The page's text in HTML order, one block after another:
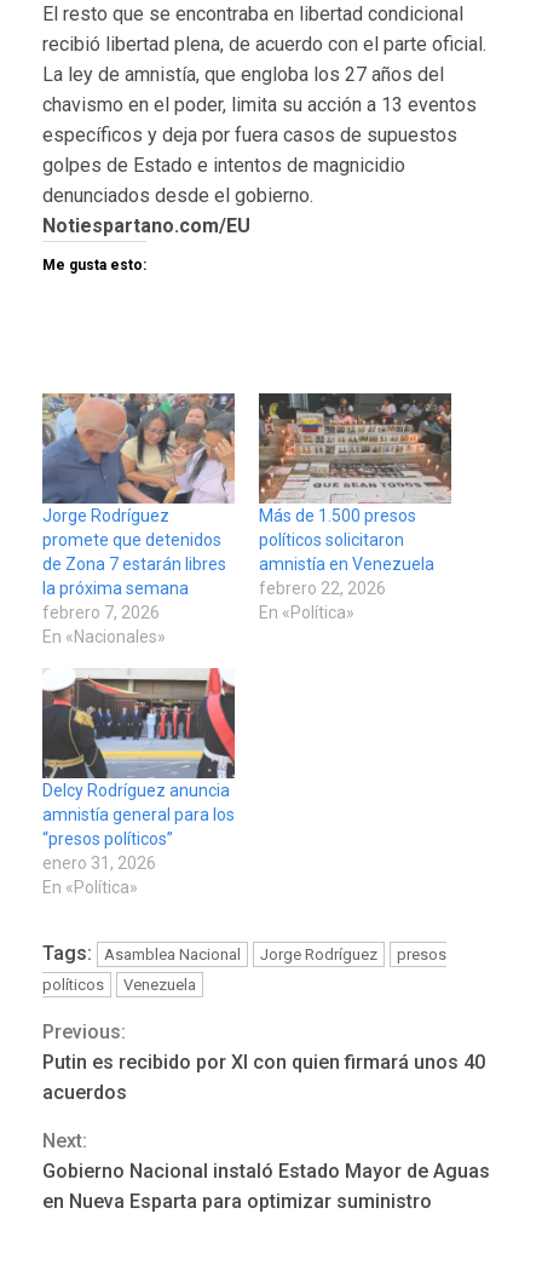
El resto que se encontraba en libertad condicional
recibió libertad plena, de acuerdo con el parte oficial.
La ley de amnistía, que engloba los 27 años del
chavismo en el poder, limita su acción a 13 eventos
específicos y deja por fuera casos de supuestos
golpes de Estado e intentos de magnicidio
denunciados desde el gobierno.
Notiespartano.com/EU
Me gusta esto:
Jorge Rodríguez
promete que detenidos
de Zona 7 estarán libres
la próxima semana
febrero 7, 2026
En «Nacionales»
Más de 1.500 presos
políticos solicitaron
amnistía en Venezuela
febrero 22, 2026
En «Política»
Delcy Rodríguez anuncia
amnistía general para los
“presos políticos”
enero 31, 2026
En «Política»
Tags: Asamblea Nacional Jorge Rodríguez
presos
políticos
Venezuela
Continue
Reading
Previous:
Putin es recibido por XI con quien firmará unos 40
acuerdos
Next:
Gobierno Nacional instaló Estado Mayor de Aguas
en Nueva Esparta para optimizar suministro
3
Mariño fortalece capacidad
gestión